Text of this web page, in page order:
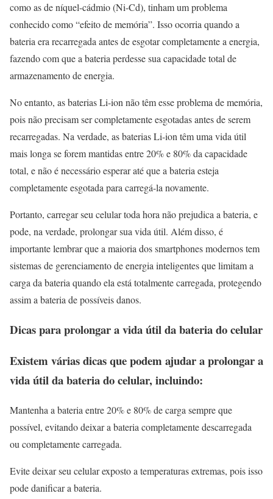
como as de níquel-cádmio (Ni-Cd), tinham um problema
conhecido como “efeito de memória”. Isso ocorria quando a
bateria era recarregada antes de esgotar completamente a energia,
fazendo com que a bateria perdesse sua capacidade total de
armazenamento de energia.
No entanto, as baterias Li-ion não têm esse problema de memória,
pois não precisam ser completamente esgotadas antes de serem
recarregadas. Na verdade, as baterias Li-ion têm uma vida útil
mais longa se forem mantidas entre 20% e 80% da capacidade
total, e não é necessário esperar até que a bateria esteja
completamente esgotada para carregá-la novamente.
Portanto, carregar seu celular toda hora não prejudica a bateria, e
pode, na verdade, prolongar sua vida útil. Além disso, é
importante lembrar que a maioria dos smartphones modernos tem
sistemas de gerenciamento de energia inteligentes que limitam a
carga da bateria quando ela está totalmente carregada, protegendo
assim a bateria de possíveis danos.
Dicas para prolongar a vida útil da bateria do celular
Existem várias dicas que podem ajudar a prolongar a
vida útil da bateria do celular, incluindo:
Mantenha a bateria entre 20% e 80% de carga sempre que
possível, evitando deixar a bateria completamente descarregada
ou completamente carregada.
Evite deixar seu celular exposto a temperaturas extremas, pois isso
pode danificar a bateria.